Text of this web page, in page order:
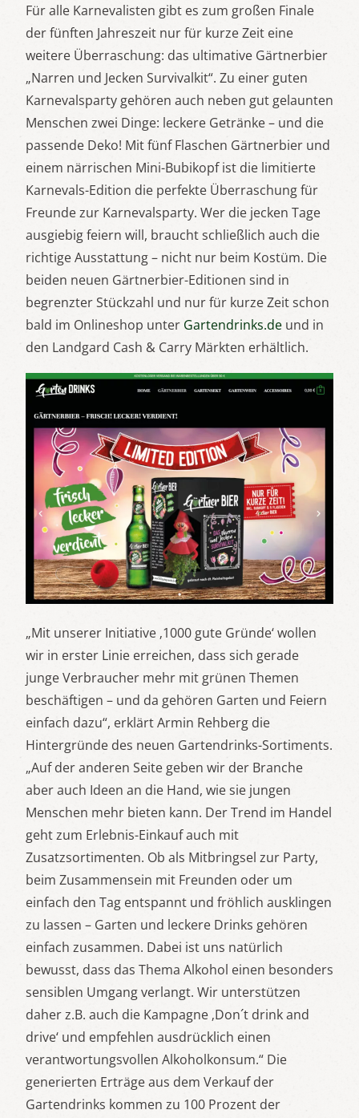
Für alle Karnevalisten gibt es zum großen Finale
der fünften Jahreszeit nur für kurze Zeit eine
weitere Überraschung: das ultimative Gärtnerbier
„Narren und Jecken Survivalkit“. Zu einer guten
Karnevalsparty gehören auch neben gut gelaunten
Menschen zwei Dinge: leckere Getränke – und die
passende Deko! Mit fünf Flaschen Gärtnerbier und
einem närrischen Mini-Bubikopf ist die limitierte
Karnevals-Edition die perfekte Überraschung für
Freunde zur Karnevalsparty. Wer die jecken Tage
ausgiebig feiern will, braucht schließlich auch die
richtige Ausstattung – nicht nur beim Kostüm. Die
beiden neuen Gärtnerbier-Editionen sind in
begrenzter Stückzahl und nur für kurze Zeit schon
bald im Onlineshop unter Gartendrinks.de und in
den Landgard Cash & Carry Märkten erhältlich.
„Mit unserer Initiative ‚1000 gute Gründe‘ wollen
wir in erster Linie erreichen, dass sich gerade
junge Verbraucher mehr mit grünen Themen
beschäftigen – und da gehören Garten und Feiern
einfach dazu“, erklärt Armin Rehberg die
Hintergründe des neuen Gartendrinks-Sortiments.
„Auf der anderen Seite geben wir der Branche
aber auch Ideen an die Hand, wie sie jungen
Menschen mehr bieten kann. Der Trend im Handel
geht zum Erlebnis-Einkauf auch mit
Zusatzsortimenten. Ob als Mitbringsel zur Party,
beim Zusammensein mit Freunden oder um
einfach den Tag entspannt und fröhlich ausklingen
zu lassen – Garten und leckere Drinks gehören
einfach zusammen. Dabei ist uns natürlich
bewusst, dass das Thema Alkohol einen besonders
sensiblen Umgang verlangt. Wir unterstützen
daher z.B. auch die Kampagne ‚Don´t drink and
drive‘ und empfehlen ausdrücklich einen
verantwortungsvollen Alkoholkonsum.“ Die
generierten Erträge aus dem Verkauf der
Gartendrinks kommen zu 100 Prozent der